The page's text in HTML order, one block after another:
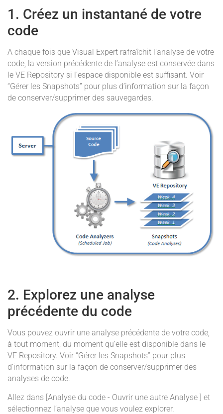
1. Créez un instantané de votre
code
A chaque fois que Visual Expert rafraîchit l’analyse de votre
code, la version précédente de l’analyse est conservée dans
le VE Repository si l’espace disponible est suffisant. Voir
“Gérer les Snapshots” pour plus d’information sur la façon
de conserver/supprimer des sauvegardes.
2. Explorez une analyse
précédente du code
Vous pouvez ouvrir une analyse précédente de votre code,
à tout moment, du moment qu’elle est disponible dans le
VE Repository. Voir “Gérer les Snapshots” pour plus
d’information sur la façon de conserver/supprimer des
analyses de code.
Allez dans [Analyse du code - Ouvrir une autre Analyse ] et
sélectionnez l’analyse que vous voulez explorer.